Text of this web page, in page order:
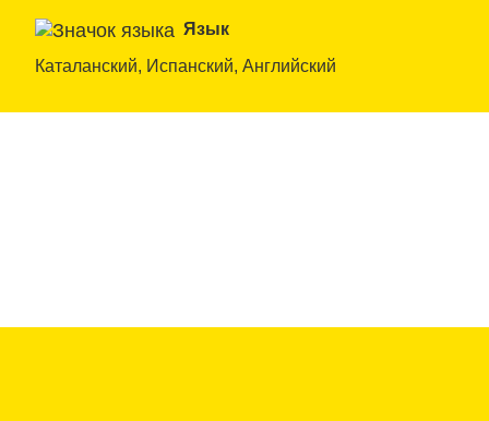
Язык
Каталанский, Испанский, Английский